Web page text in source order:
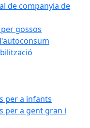
de companyia de
gossos
per a infants
per a gent gran i